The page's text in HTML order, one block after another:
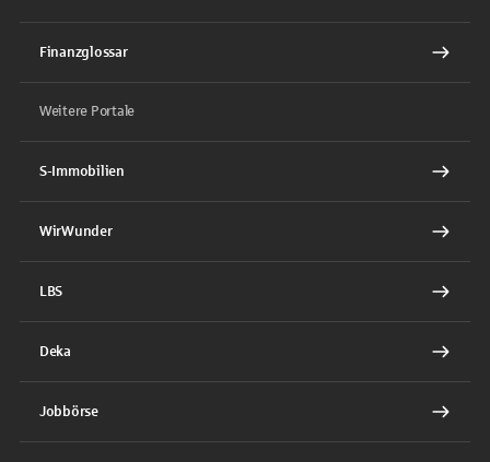
Finanzglossar
Weitere Portale
S-Immobilien
WirWunder
LBS
Deka
Jobbörse